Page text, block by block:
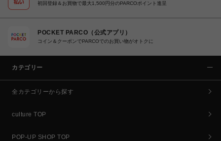
初回登録＆お買物で最大1,500円分のPARCOポイント進呈
POCKET PARCO（公式アプリ）
コイン＆クーポンでPARCOでのお買い物がオトクに
カテゴリー
全カテゴリーから探す
culture TOP
POP-UP SHOP TOP